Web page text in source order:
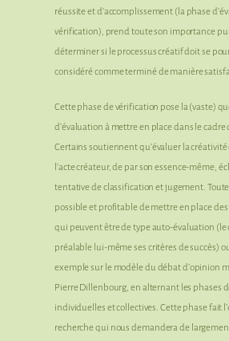
réussite et d’accomplissement (la phase
vérification), prend toute son importance
déterminer si le processus créatif doit se
considéré comme terminé de manière
Cette phase de vérification pose la (vaste)
d’évaluation à mettre en place dans le cadre
Certains soutiennent qu’évaluer la créativité
l’acte créateur, de par son essence-même,
tentative de classification et jugement.
possible et profitable de mettre en place des
qui peuvent être de type auto-évaluation (le
préalable lui-même ses critères de succès)
exemple sur le modèle du débat d’opinion
Pierre Dillenbourg, en alternant les phases
individuelles et collectives. Cette phase fait
recherche qui nous demandera de